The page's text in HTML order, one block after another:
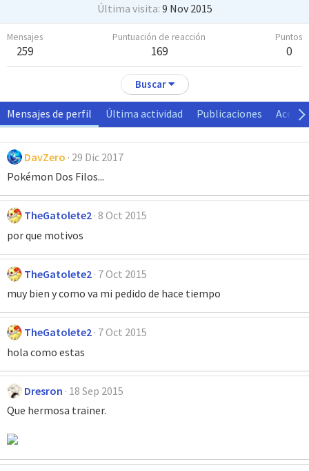
Última visita 9 Nov 2015
Mensajes
259
Puntuación de reacción
169
Puntos
0
Buscar
Mensajes de perfil Última actividad Publicaciones Acerca
DavZero 29 Dic 2017
Pokémon Dos Filos...
TheGatolete2 8 Oct 2015
por que motivos
TheGatolete2 7 Oct 2015
muy bien y como va mi pedido de hace tiempo
TheGatolete2 7 Oct 2015
hola como estas
Dresron 18 Sep 2015
Que hermosa trainer.